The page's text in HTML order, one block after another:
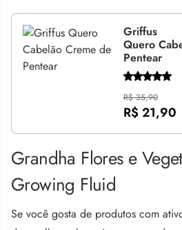
Griffus
Quero
Pentear
R$ 35,90
R$ 21,90
Grandha Flores e
Growing Fluid
Se você gosta de produtos com